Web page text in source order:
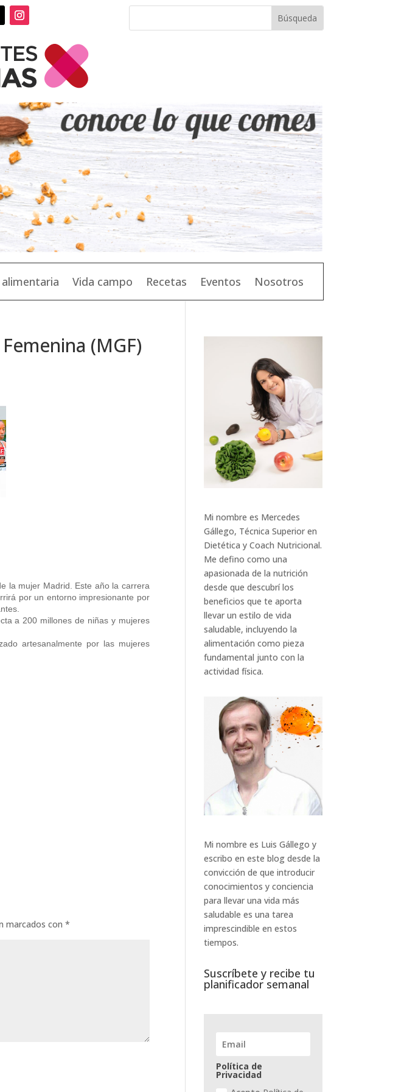
Vida campo Recetas Eventos Nosotros
(MGF)
la mujer Madrid. Este año la carrera
por un entorno impresionante por
a 200 millones de niñas y mujeres
artesanalmente por las mujeres
marcados con*
Mi nombre es Mercedes
Gállego, Técnica Superior en
Dietética y Coach Nutricional.
Me defino como una
apasionada de la nutrición
desde que descubrí los
beneficios que te aporta
llevar un estilo de vida
saludable, incluyendo la
alimentación como pieza
fundamental junto con la
actividad física.
Mi nombre es Luis Gállego y
escribo en este blog desde la
convicción de que introducir
conocimientos y conciencia
para llevar una vida más
saludable es una tarea
imprescindible en estos
tiempos.
Suscríbete y recibe tu
planificador semanal
Política de
Privacidad